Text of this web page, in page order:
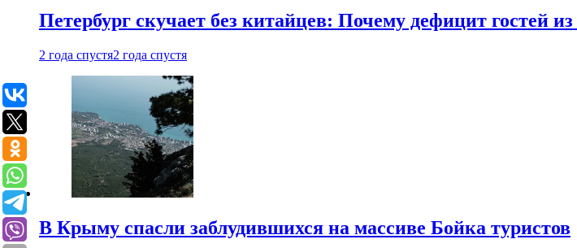
Петербург скучает без китайцев: Почему дефицит гостей
2 года спустя2 года спустя
В Крыму спасли заблудившихся на массиве Бойка туристов